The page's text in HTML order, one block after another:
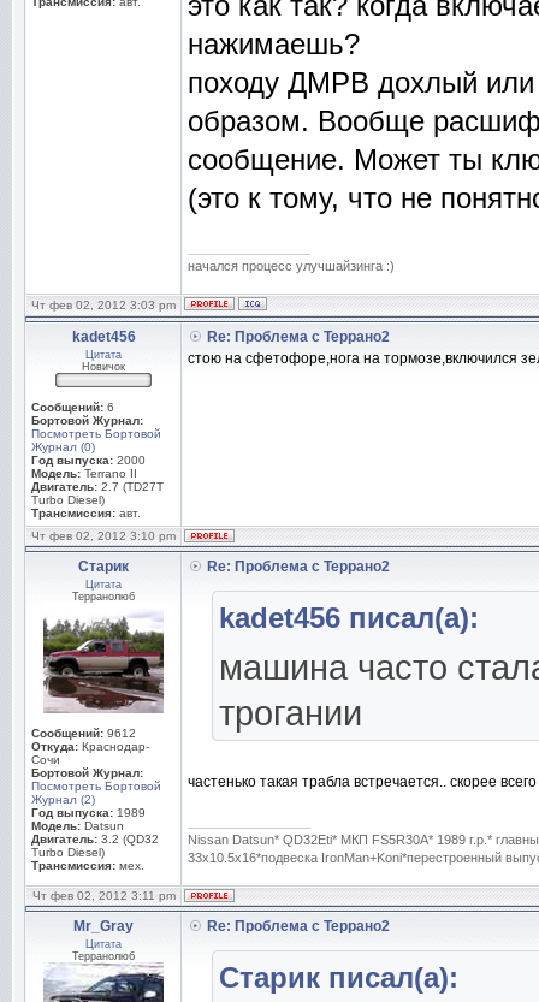
нажимаешь?
походу ДМРВ дохлый
образом. Вообще
сообщение. Может ты
(это к тому, что не
начался процесс улучшайзинга :)
Чт фев 02, 2012 3:03 pm
kadet456
Цитата
Новичок
Сообщений: 6
Бортовой Журнал:
Посмотреть Бортовой
Журнал (0)
Год выпуска: 2000
Модель: Terrano II
Двигатель: 2.7 (TD27T
Turbo Diesel)
Трансмиссия: авт.
Re: Проблема с Террано2
стою на сфетофоре,нога на тормозе,включился
Чт фев 02, 2012 3:10 pm
Старик
Цитата
Терранолюб
Сообщений: 9612
Откуда: Краснодар-
Сочи
Бортовой Журнал:
Посмотреть Бортовой
Журнал (2)
Год выпуска: 1989
Модель: Datsun
Двигатель: 3.2 (QD32
Turbo Diesel)
Трансмиссия: мех.
Re: Проблема с Террано2
kadet456 писал(а):
машина часто
трогании
частенько такая трабла встречается.. скорее
Nissan Datsun* QD32Eti* МКП FS5R30A* 1989 г.р.*
33x10.5x16*подвеска IronMan+Koni*перестроенный
Чт фев 02, 2012 3:11 pm
Mr_Gray
Цитата
Терранолюб
Re: Проблема с Террано2
Старик писал(а):